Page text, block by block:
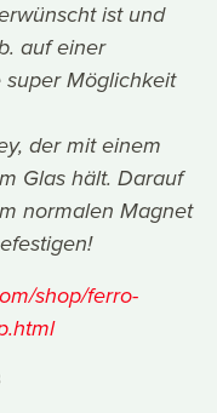
ist und
auf einer
super Möglichkeit
der mit einem
Glas hält. Darauf
normalen Magnet
shop/ferro-